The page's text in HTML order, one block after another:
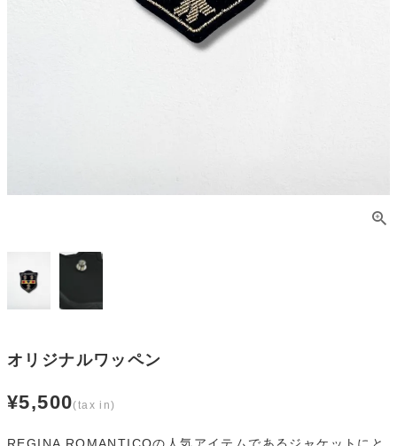
オリジナルワッペン
¥5,500